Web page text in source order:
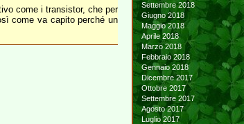
come i transistor, che per
come va capito perché un
Settembre 2018
Giugno 2018
Maggio 2018
Aprile 2018
Marzo 2018
Febbraio 2018
Gennaio 2018
Dicembre 2017
Ottobre 2017
Settembre 2017
Agosto 2017
Luglio 2017